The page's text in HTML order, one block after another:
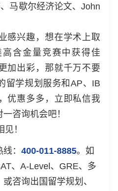
马歇尔经济论文、John
兴趣，想在学术上取
含金量竞赛中获得佳
加出彩，那就千万不要
留学规划服务和AP、IB
优惠多多，立即私信我
咨询机会吧！
！
： 400-011-8885。如
、A-Level、GRE、多
咨询出国留学规划、